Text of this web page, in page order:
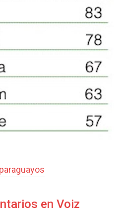
paraguayos
en Voiz